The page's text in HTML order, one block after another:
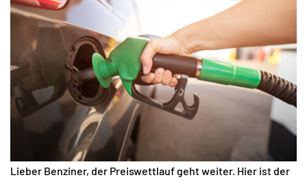
Lieber Benziner, der Preiswettlauf geht weiter. Hier ist der